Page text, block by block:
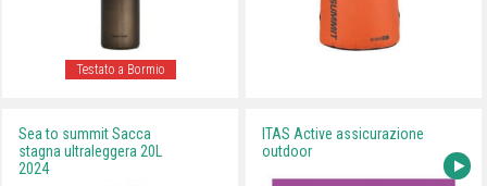
Testato a Bormio
Sea to summit Sacca
stagna ultraleggera 20L
2024
ITAS Active assicurazione
outdoor